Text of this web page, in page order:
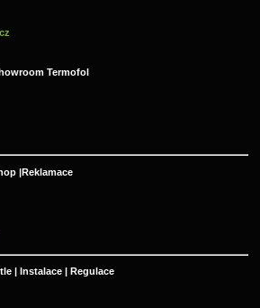
Termofol
|Reklamace
| Instalace | Regulace